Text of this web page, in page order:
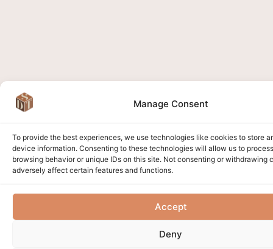
Manage Consent
To provide the best experiences, we use technologies like cookies to store
device information. Consenting to these technologies will allow us to
browsing behavior or unique IDs on this site. Not consenting or withdrawing
adversely affect certain features and functions.
Accept
Deny